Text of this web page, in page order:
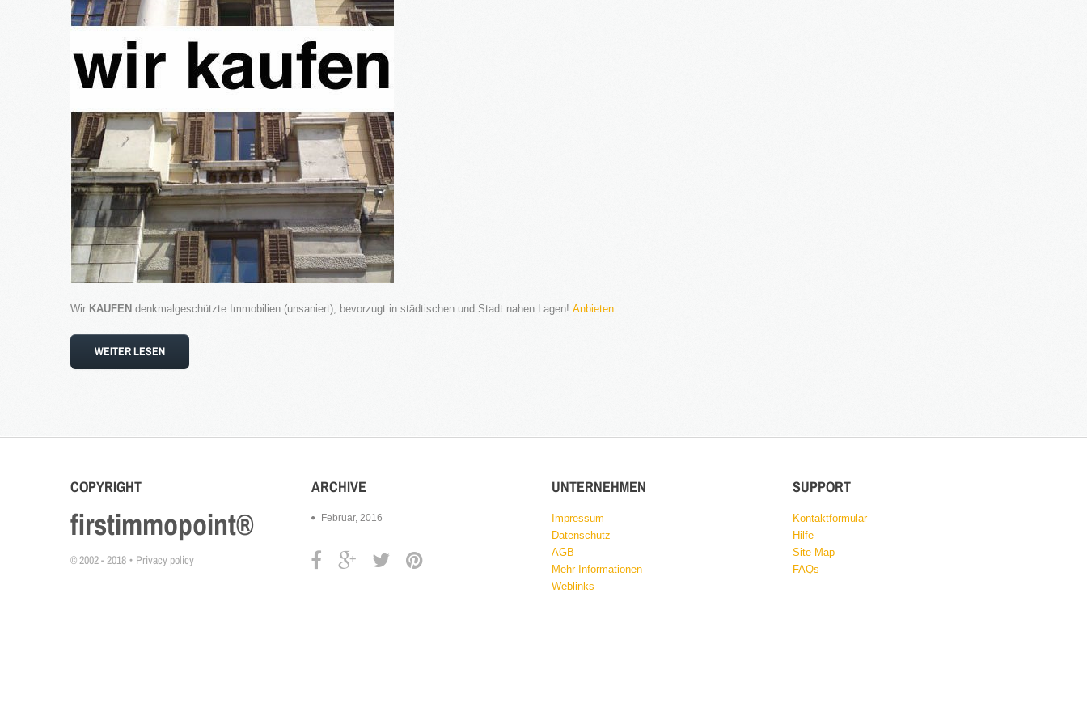
Wir KAUFEN denkmalgeschützte Immobilien (unsaniert), bevorzugt in städtischen und Stadt nahen Lagen! Anbieten
WEITER LESEN
SUPPORT
Kontaktformular
Hilfe
Site Map
FAQs
UNTERNEHMEN
Impressum
Datenschutz
AGB
Mehr Informationen
Weblinks
ARCHIVE
Februar, 2016
COPYRIGHT
firstimmopoint®
© 2002 - 2018 Privacy policy